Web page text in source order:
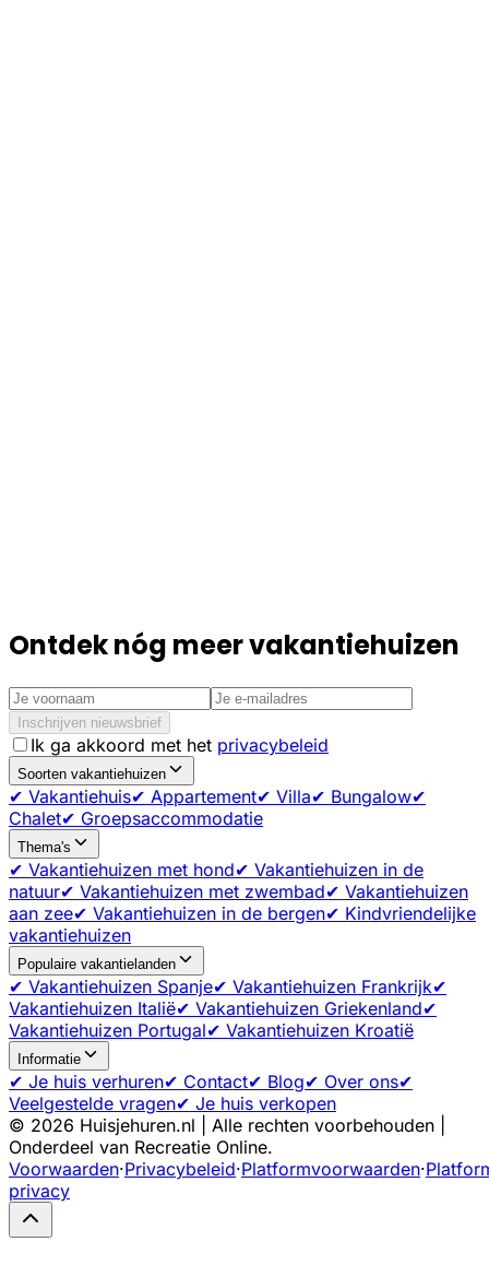
Ontdek nóg meer vakantiehuizen
Inschrijven nieuwsbrief
Ik ga akkoord met het privacybeleid
Soorten vakantiehuizen
✔ Vakantiehuis✔ Appartement✔ Villa✔ Bungalow✔
Chalet✔ Groepsaccommodatie
Thema's
✔ Vakantiehuizen met hond✔ Vakantiehuizen in de
natuur✔ Vakantiehuizen met zwembad✔ Vakantiehuizen
aan zee✔ Vakantiehuizen in de bergen✔ Kindvriendelijke
vakantiehuizen
Populaire vakantielanden
✔ Vakantiehuizen Spanje✔ Vakantiehuizen Frankrijk✔
Vakantiehuizen Italië✔ Vakantiehuizen Griekenland✔
Vakantiehuizen Portugal✔ Vakantiehuizen Kroatië
Informatie
✔ Je huis verhuren✔ Contact✔ Blog✔ Over ons✔
Veelgestelde vragen✔ Je huis verkopen
© 2026 Huisjehuren.nl | Alle rechten voorbehouden |
Onderdeel van Recreatie Online.
Voorwaarden·Privacybeleid·Platformvoorwaarden·
privacy